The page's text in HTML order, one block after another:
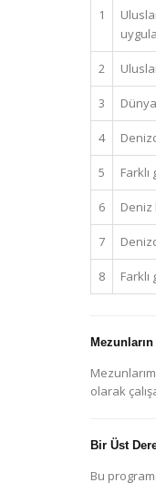
1
2
3
4
5
6
7
8
olarak
Bir Üst
Bu